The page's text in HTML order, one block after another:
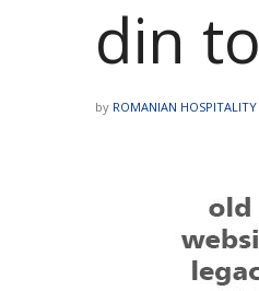
din
by ROMANIAN HOSPITALITY